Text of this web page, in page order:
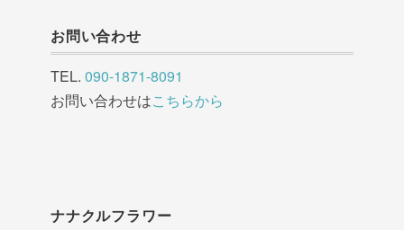
お問い合わせ
TEL. 090-1871-8091
お問い合わせはこちらから
ナナクルフラワー